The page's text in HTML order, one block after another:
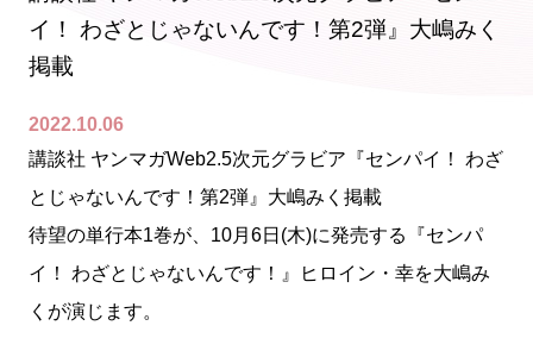
イ！ わざとじゃないんです！第2弾』大嶋みく
掲載
2022.10.06
講談社 ヤンマガWeb2.5次元グラビア『センパイ！ わざ
とじゃないんです！第2弾』大嶋みく掲載
待望の単行本1巻が、10月6日(木)に発売する『センパ
イ！ わざとじゃないんです！』ヒロイン・幸を大嶋み
くが演じます。